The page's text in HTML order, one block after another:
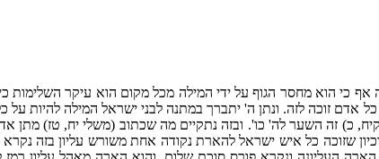
כי הוא מחסר הגוף על ידי המילה מכל מקום הוא עיקר השלימות
זוכה לזה. ונתן ה' יתברך במתנה לבני ישראל המילה להיות על
כ) זה השער לה' כו'. ובזה נתקיים מה שכתוב (משלי יח, טז) מתן
שזוכה כל איש ישראל להארת נקודה אחת משורש עליון בזה